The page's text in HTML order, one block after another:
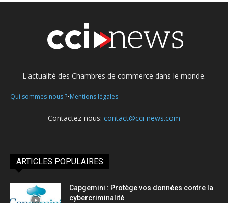
L'actualité des Chambres de commerce dans le monde.
Qui sommes-nous ?•Mentions légales
Contactez-nous: contact@cci-news.com
ARTICLES POPULAIRES
Capgemini : Protège vos données contre la
cybercriminalité